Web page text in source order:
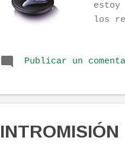
estoy
los
y
Publicar un
INTROMISIÓN